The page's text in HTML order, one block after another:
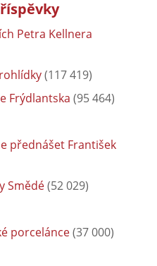
Petra Kellnera
(117 419)
Frýdlantska (95 464)
přednášet František
Smědé(52 029)
porcelánce(37 000)